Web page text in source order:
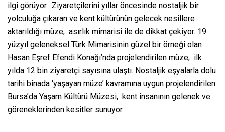
ilgi görüyor. Ziyaretçilerini yıllar öncesinde nostaljik bir
yolculuğa çıkaran ve kent kültürünün gelecek nesillere
aktarıldığı müze, asırlık mimarisi ile de dikkat çekiyor. 19.
yüzyıl geleneksel Türk Mimarisinin güzel bir örneği olan
Hasan Eşref Efendi Konağı’nda projelendirilen müze, ilk
yılda 12 bin ziyaretçi sayısına ulaştı. Nostaljik eşyalarla dolu
tarihi binada ‘yaşayan müze’ kavramına uygun projelendirilen
Bursa’da Yaşam Kültürü Müzesi, kent insanının gelenek ve
göreneklerinden kesitler sunuyor.